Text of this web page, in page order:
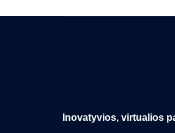
Inovatyvios, virtualios